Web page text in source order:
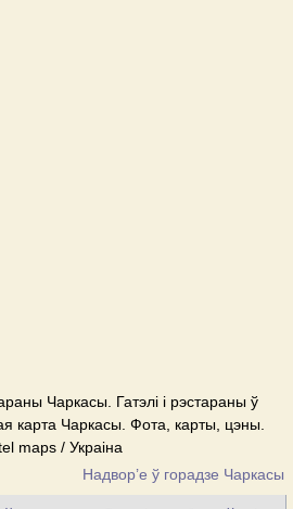
Чаркасы. Гатэлі і рэстараны ў
карта Чаркасы. Фота, карты, цэны.
maps / Украіна
Надвор’е ў горадзе Чаркасы